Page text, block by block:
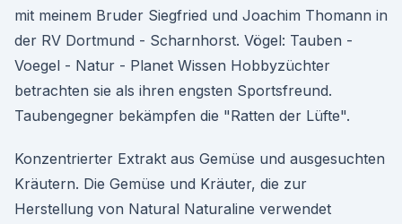
mit meinem Bruder Siegfried und Joachim Thomann in
der RV Dortmund - Scharnhorst. Vögel: Tauben -
Voegel - Natur - Planet Wissen Hobbyzüchter
betrachten sie als ihren engsten Sportsfreund.
Taubengegner bekämpfen die "Ratten der Lüfte".
Konzentrierter Extrakt aus Gemüse und ausgesuchten
Kräutern. Die Gemüse und Kräuter, die zur
Herstellung von Natural Naturaline verwendet